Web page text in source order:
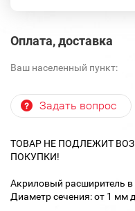
Оплата, доставка
Ваш населенный пункт:
Задать вопрос
ТОВАР НЕ ПОДЛЕЖИТ
ПОКУПКИ!
Акриловый расширитель
Диаметр сечения: от 1 мм